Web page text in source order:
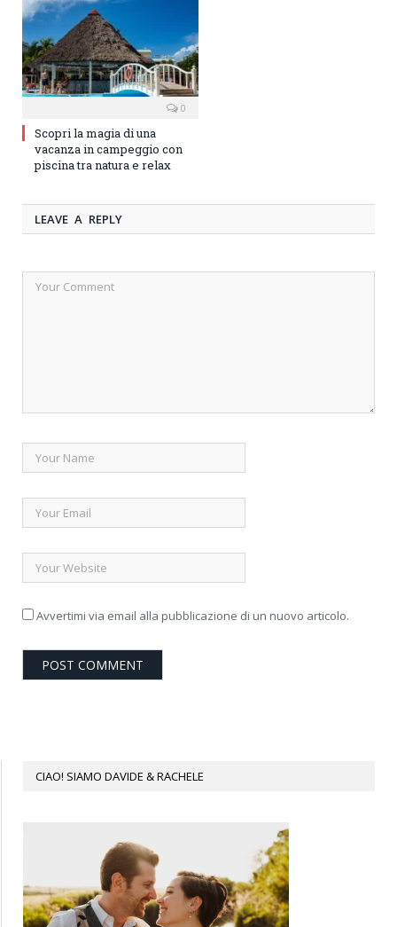
0
Scopri la magia di una
vacanza in campeggio con
piscina tra natura e relax
LEAVE A REPLY
Avvertimi via email alla pubblicazione di un nuovo articolo.
CIAO! SIAMO DAVIDE & RACHELE